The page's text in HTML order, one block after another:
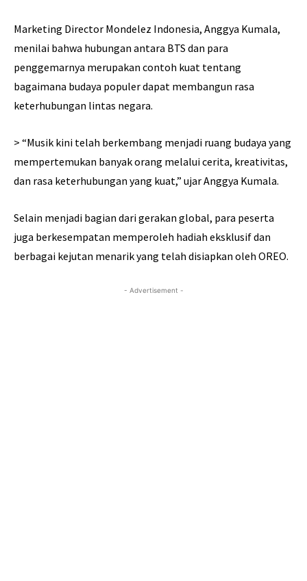
Marketing Director Mondelez Indonesia, Anggya Kumala,
menilai bahwa hubungan antara BTS dan para
penggemarnya merupakan contoh kuat tentang
bagaimana budaya populer dapat membangun rasa
keterhubungan lintas negara.
> “Musik kini telah berkembang menjadi ruang budaya yang
mempertemukan banyak orang melalui cerita, kreativitas,
dan rasa keterhubungan yang kuat,” ujar Anggya Kumala.
Selain menjadi bagian dari gerakan global, para peserta
juga berkesempatan memperoleh hadiah eksklusif dan
berbagai kejutan menarik yang telah disiapkan oleh OREO.
- Advertisement -